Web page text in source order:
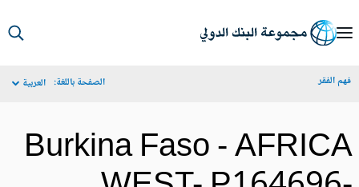
الفقر الصفحة باللغة: العربية
Burkina Faso -